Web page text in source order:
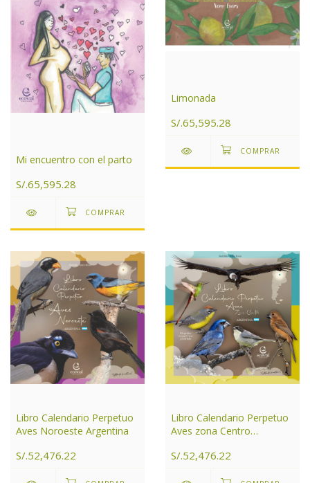
Mi encuentro con el parto
S/.65,595.28
Limonada
S/.65,595.28
Libro Calendario Perpetuo
Aves Noroeste Argentina
S/.52,476.22
Libro Calendario Perpetuo
Aves zona Centro
S/.52,476.22